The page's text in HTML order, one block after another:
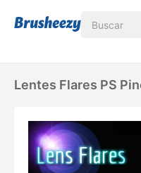
Lentes Flares PS